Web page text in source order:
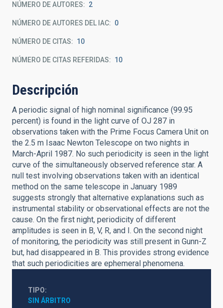
NÚMERO DE AUTORES 2
NÚMERO DE AUTORES DEL IAC 0
NÚMERO DE CITAS 10
NÚMERO DE CITAS REFERIDAS 10
Descripción
A periodic signal of high nominal significance (99.95
percent) is found in the light curve of OJ 287 in
observations taken with the Prime Focus Camera Unit on
the 2.5 m Isaac Newton Telescope on two nights in
March-April 1987. No such periodicity is seen in the light
curve of the simultaneously observed reference star. A
null test involving observations taken with an identical
method on the same telescope in January 1989
suggests strongly that alternative explanations such as
instrumental stability or observational effects are not the
cause. On the first night, periodicity of different
amplitudes is seen in B, V, R, and I. On the second night
of monitoring, the periodicity was still present in Gunn-Z
but, had disappeared in B. This provides strong evidence
that such periodicities are ephemeral phenomena.
TIPO
SIN ÁRBITRO